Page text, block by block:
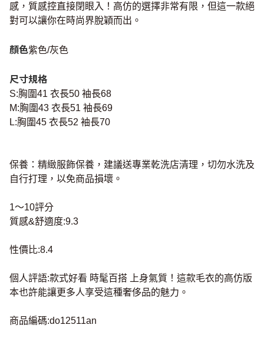
感，質感控直接閉眼入！高仿的選擇非常有限，但這一款絕
對可以讓你在時尚界脫穎而出。
顏色紫色/灰色
尺寸規格
S:胸圍41 衣長50 袖長68
M:胸圍43 衣長51 袖長69
L:胸圍45 衣長52 袖長70
保養：精緻服飾保養，建議送專業乾洗店清理，切勿水洗及
自行打理，以免商品損壞。
1～10評分
質感&舒適度:9.3
性價比:8.4
個人評語:款式好看 時髦百搭 上身氣質！這款毛衣的高仿版
本也許能讓更多人享受這種奢侈品的魅力。
商品編碼:do12511an